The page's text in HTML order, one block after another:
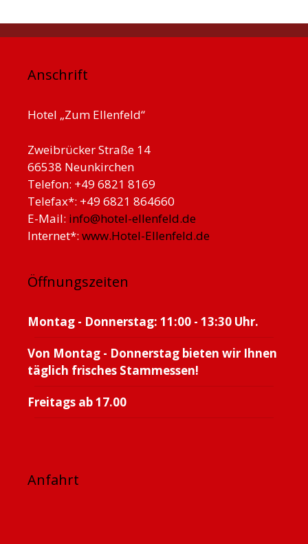
Anschrift
Hotel „Zum Ellenfeld“
Zweibrücker Straße 14
66538 Neunkirchen
Telefon: +49 6821 8169
Telefax*: +49 6821 864660
E-Mail: info@hotel-ellenfeld.de
Internet*: www.Hotel-Ellenfeld.de
Öffnungszeiten
Montag - Donnerstag: 11:00 - 13:30 Uhr.
Von Montag - Donnerstag bieten wir Ihnen
täglich frisches Stammessen!
Freitags ab 17.00
Anfahrt